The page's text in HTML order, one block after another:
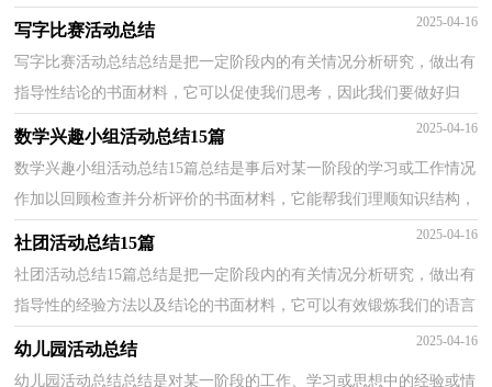
想，发扬成绩，因此我们需要回头归纳，写一份总结了。...
写字比赛活动总结 2025-04-16
写字比赛活动总结总结是把一定阶段内的有关情况分析研究，做出有
指导性结论的书面材料，它可以促使我们思考，因此我们要做好归
纳，写好总结。那么总结应该包括什么内容呢？以下是小编...
数学兴趣小组活动总结15篇 2025-04-16
数学兴趣小组活动总结15篇总结是事后对某一阶段的学习或工作情况
作加以回顾检查并分析评价的书面材料，它能帮我们理顺知识结构，
突出重点，突破难点，为此要我们写一份总结。那么你...
社团活动总结15篇 2025-04-16
社团活动总结15篇总结是把一定阶段内的有关情况分析研究，做出有
指导性的经验方法以及结论的书面材料，它可以有效锻炼我们的语言
组织能力，不妨让我们认真地完成总结吧。你所见过...
幼儿园活动总结 2025-04-16
幼儿园活动总结总结是对某一阶段的工作、学习或思想中的经验或情